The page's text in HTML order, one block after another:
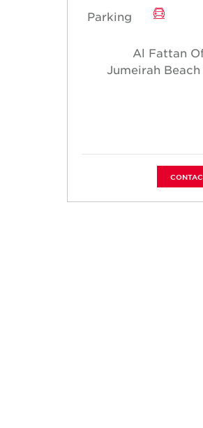
Parking
Al Fattan
Jumeirah Beach